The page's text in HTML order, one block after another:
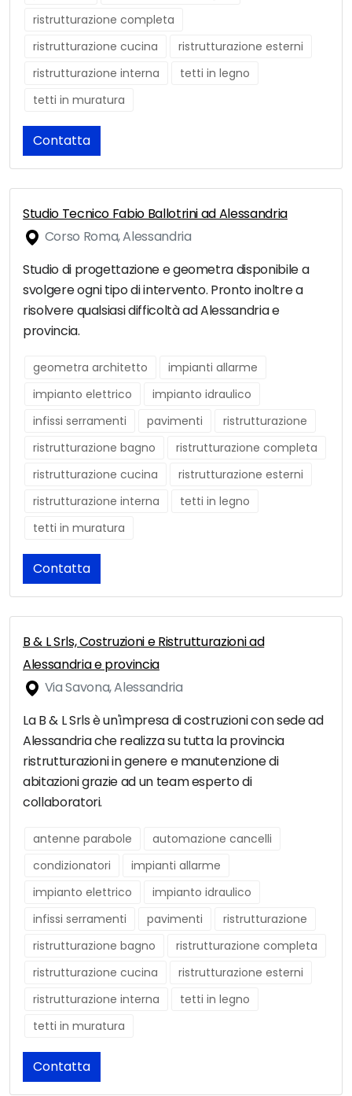
ristrutturazione completa
ristrutturazione cucina
ristrutturazione esterni
ristrutturazione interna
tetti in legno
tetti in muratura
Contatta
Studio Tecnico Fabio Ballotrini ad Alessandria
Corso Roma, Alessandria
Studio di progettazione e geometra disponibile a
svolgere ogni tipo di intervento. Pronto inoltre a
risolvere qualsiasi difficoltà ad Alessandria e
provincia.
geometra architetto
impianti allarme
impianto elettrico
impianto idraulico
infissi serramenti
pavimenti
ristrutturazione
ristrutturazione bagno
ristrutturazione completa
ristrutturazione cucina
ristrutturazione esterni
ristrutturazione interna
tetti in legno
tetti in muratura
Contatta
B & L Srls, Costruzioni e Ristrutturazioni ad
Alessandria e provincia
Via Savona, Alessandria
La B & L Srls è un'impresa di costruzioni con sede ad
Alessandria che realizza su tutta la provincia
ristrutturazioni in genere e manutenzione di
abitazioni grazie ad un team esperto di
collaboratori.
antenne parabole
automazione cancelli
condizionatori
impianti allarme
impianto elettrico
impianto idraulico
infissi serramenti
pavimenti
ristrutturazione
ristrutturazione bagno
ristrutturazione completa
ristrutturazione cucina
ristrutturazione esterni
ristrutturazione interna
tetti in legno
tetti in muratura
Contatta